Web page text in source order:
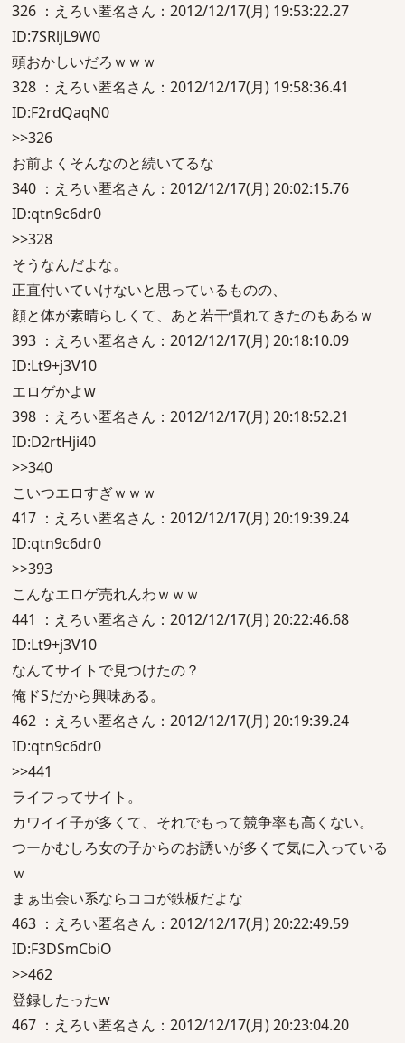
326 ：えろい匿名さん：2012/12/17(月) 19:53:22.27
ID:7SRljL9W0
頭おかしいだろｗｗｗ
328 ：えろい匿名さん：2012/12/17(月) 19:58:36.41
ID:F2rdQaqN0
>>326
お前よくそんなのと続いてるな
340 ：えろい匿名さん：2012/12/17(月) 20:02:15.76
ID:qtn9c6dr0
>>328
そうなんだよな。
正直付いていけないと思っているものの、
顔と体が素晴らしくて、あと若干慣れてきたのもあるｗ
393 ：えろい匿名さん：2012/12/17(月) 20:18:10.09
ID:Lt9+j3V10
エロゲかよw
398 ：えろい匿名さん：2012/12/17(月) 20:18:52.21
ID:D2rtHji40
>>340
こいつエロすぎｗｗｗ
417 ：えろい匿名さん：2012/12/17(月) 20:19:39.24
ID:qtn9c6dr0
>>393
こんなエロゲ売れんわｗｗｗ
441 ：えろい匿名さん：2012/12/17(月) 20:22:46.68
ID:Lt9+j3V10
なんてサイトで見つけたの？
俺ドSだから興味ある。
462 ：えろい匿名さん：2012/12/17(月) 20:19:39.24
ID:qtn9c6dr0
>>441
ライフってサイト。
カワイイ子が多くて、それでもって競争率も高くない。
つーかむしろ女の子からのお誘いが多くて気に入っている
ｗ
まぁ出会い系ならココが鉄板だよな
463 ：えろい匿名さん：2012/12/17(月) 20:22:49.59
ID:F3DSmCbiO
>>462
登録したったw
467 ：えろい匿名さん：2012/12/17(月) 20:23:04.20